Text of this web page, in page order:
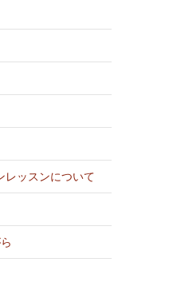
ッスンについて